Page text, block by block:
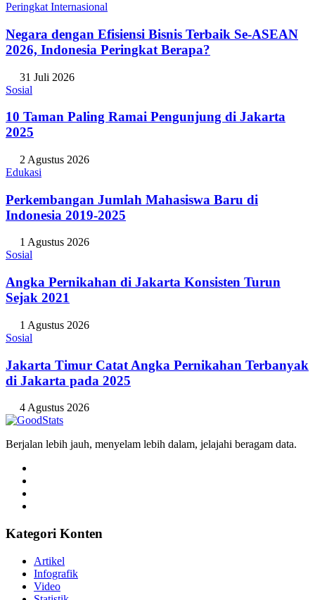
Peringkat Internasional
Negara dengan Efisiensi Bisnis Terbaik Se-ASEAN
2026, Indonesia Peringkat Berapa?
31 Juli 2026
Sosial
10 Taman Paling Ramai Pengunjung di Jakarta
2025
2 Agustus 2026
Edukasi
Perkembangan Jumlah Mahasiswa Baru di
Indonesia 2019-2025
1 Agustus 2026
Sosial
Angka Pernikahan di Jakarta Konsisten Turun
Sejak 2021
1 Agustus 2026
Sosial
Jakarta Timur Catat Angka Pernikahan Terbanyak
di Jakarta pada 2025
4 Agustus 2026
Berjalan lebih jauh, menyelam lebih dalam, jelajahi beragam data.
Kategori Konten
Artikel
Infografik
Video